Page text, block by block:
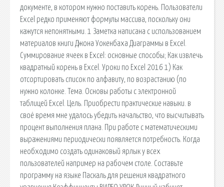
документе, в котором нужно поставить корень. Пользователи
Excel редко применяют формулы массива, поскольку они
кажутся непонятными. 1 Заметка написана с использованием
материалов книги Джона Уокенбаха Диаграммы в Excel.
Суммирование ячеек в Excel: основные способы; Как извлечь
квадратный корень в Excel. Уроки по Excel 2016 1) Как
отсортировать список по алфавиту, по возрастанию (по
нужно колонке. Тема. Основы работы с электронной
таблицей Excel. Цель. Приобрести практические навыки. в
своё время мне удалось убедить начальство, что высчитывать
процент выполнения плана. При работе с математическими
выражениями периодически появляется потребность. Когда
необходимо создать одинаковый ярлык у всех
пользователей например на рабочем столе. Составьте
программу на языке Паскаль для решения квадратного